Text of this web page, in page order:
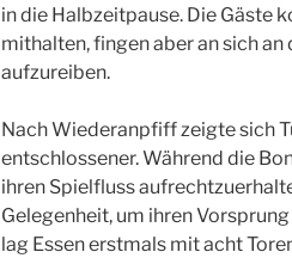
in die Halbzeitpause. Die Gäste
mithalten, fingen aber an sich
aufzureiben.
Nach Wiederanpfiff zeigte sich
entschlossener. Während die
ihren Spielfluss
Gelegenheit, um ihren
lag Essen erstmals mit acht